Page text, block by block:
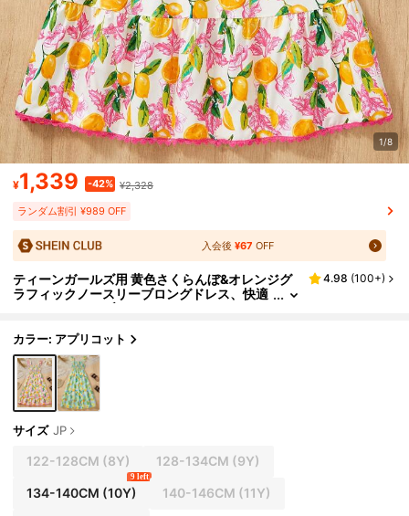
1/8
¥1,339 -42% ¥2,328
ランダム割引 ¥989 OFF
入会後¥67 OFF
ティーンガールズ用 黄色さくらんぼ&オレンジグ
ラフィックノースリーブロングドレス、快適
でファッショナブル
4.98 (100+)
カラー: アプリコット
サイズ JP
122-128CM (8Y) 128-134CM (9Y)
134-140CM (10Y)
9 left
140-146CM (11Y)